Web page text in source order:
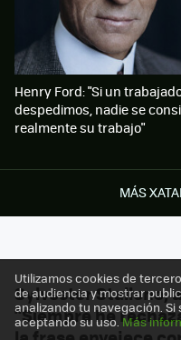
MÁS
Henry Ford: "Si un
despedimos, nadie se
realmente su trabajo"
Sylvester Stallone,
"Siempre he
Utilizamos cookies de
de audiencia y mostrar
analizando tu navegación.
aceptando su uso.Más